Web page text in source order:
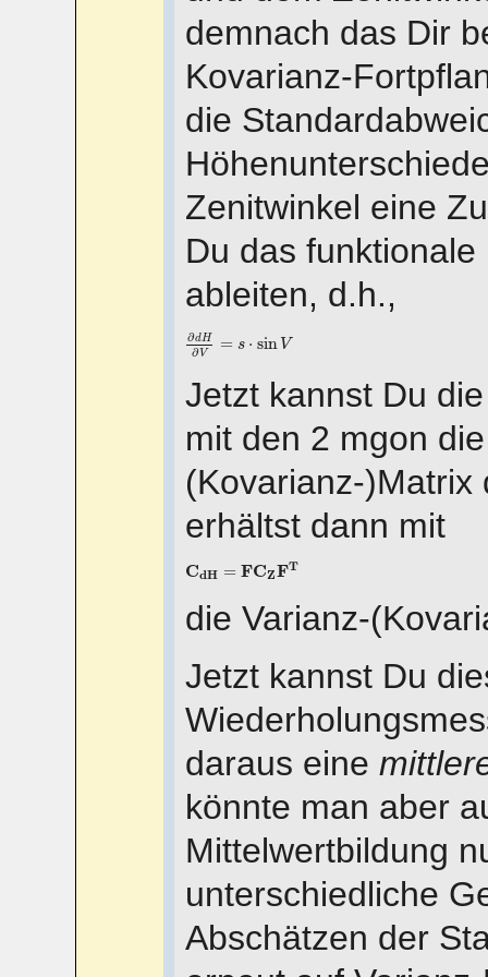
demnach das Dir
Kovarianz-
die
Zenitwinkel eine
Du das
ableiten, d.h.,
∂dH
∂V = s ⋅ sin V
∂dH
Jetzt kannst Du
mit den 2 mgon
(Kovarianz-
erhältst dann mit
CdH = FCZFT
Cd FCZF T
die Varianz-
Jetzt kannst Du
daraus eine
könnte man aber
Mittelwertbildung
unterschiedliche
Abschätzen der